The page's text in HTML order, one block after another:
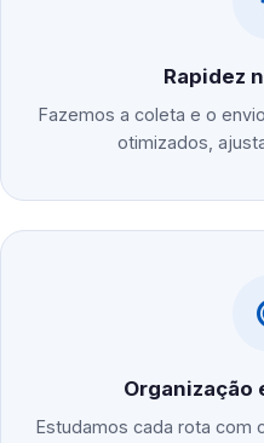
Rapidez
Fazemos a coleta e o
otimizados,
Organização
Estudamos cada rota com